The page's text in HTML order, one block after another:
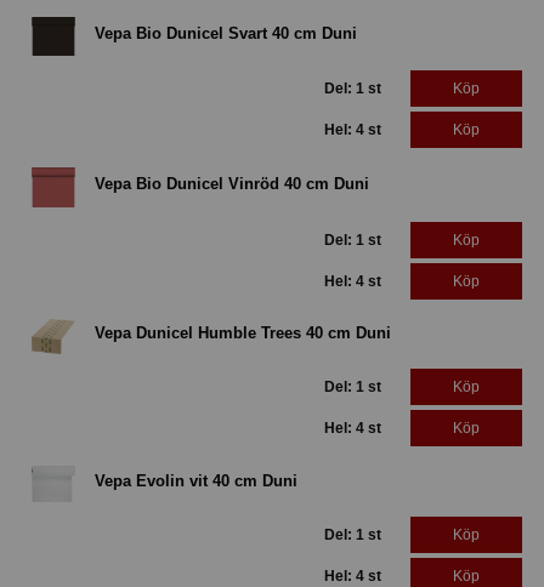
Vepa Bio Dunicel Svart 40 cm Duni
Del: 1 st Köp
Hel: 4 st Köp
Vepa Bio Dunicel Vinröd 40 cm Duni
Del: 1 st Köp
Hel: 4 st Köp
Vepa Dunicel Humble Trees 40 cm Duni
Del: 1 st Köp
Hel: 4 st Köp
Vepa Evolin vit 40 cm Duni
Del: 1 st Köp
Hel: 4 st Köp